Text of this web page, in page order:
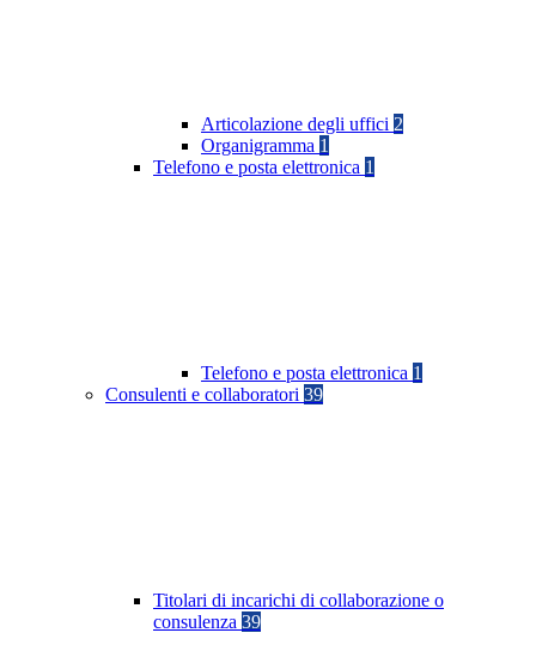
Articolazione degli uffici 2
Organigramma 1
Telefono e posta elettronica 1
Telefono e posta elettronica 1
Consulenti e collaboratori 39
Titolari di incarichi di collaborazione o
consulenza 39